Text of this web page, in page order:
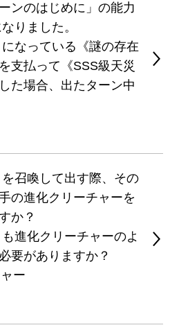
ンのはじめに」の能力
りました。
なっている《謎の存在
支払って《SSS級天災
た場合、出たターン中
を召喚して出す際、その
の進化クリーチャーを
か？
進化クリーチャーのよ
要がありますか？
ー